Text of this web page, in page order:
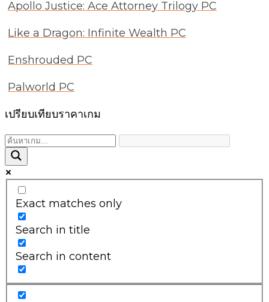
Apollo Justice: Ace Attorney Trilogy PC
Like a Dragon: Infinite Wealth PC
Enshrouded PC
Palworld PC
เปรียบเทียบราคาเกม
Exact matches only
Search in title
Search in content